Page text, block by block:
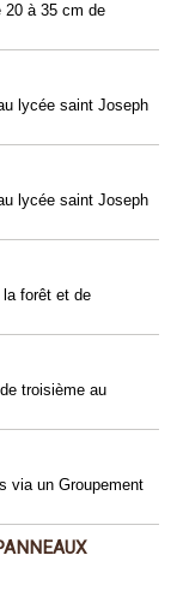
20 à 35 cm de
lycée saint Joseph
lycée saint Joseph
forêt et de
troisième au
via un Groupement